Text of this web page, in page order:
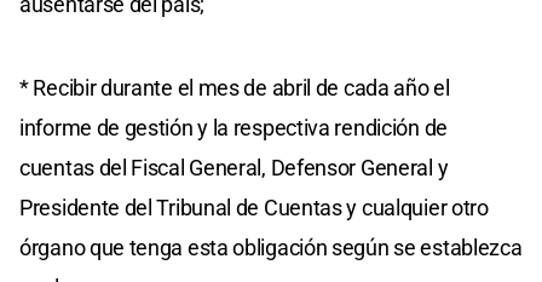
* Recibir durante el mes de abril de cada año el
informe de gestión y la respectiva rendición de
cuentas del Fiscal General, Defensor General y
Presidente del Tribunal de Cuentas y cualquier otro
órgano que tenga esta obligación según se establezca